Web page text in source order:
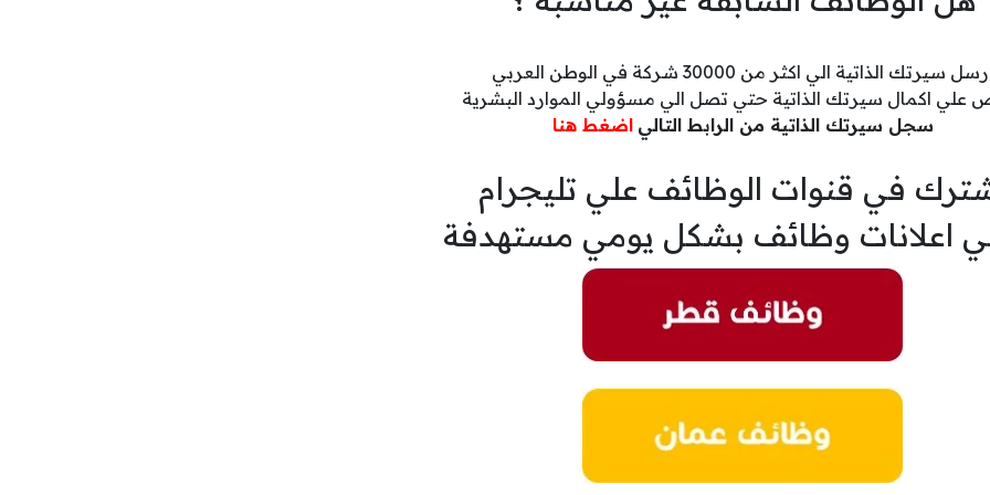
سيرتك الذاتية الي اكثر من 30000 شركة في الوطن العربي
علي اكمال سيرتك الذاتية حتي تصل الي مسؤولي الموارد البشرية
سجل سيرتك الذاتية من الرابط التالي اضغط هنا
في قنوات الوظائف علي تليجرام
اعلانات وظائف بشكل يومي مستهدفة